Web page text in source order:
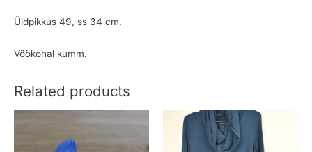
Üldpikkus 49, ss 34 cm.
Vöökohal kumm.
Related products